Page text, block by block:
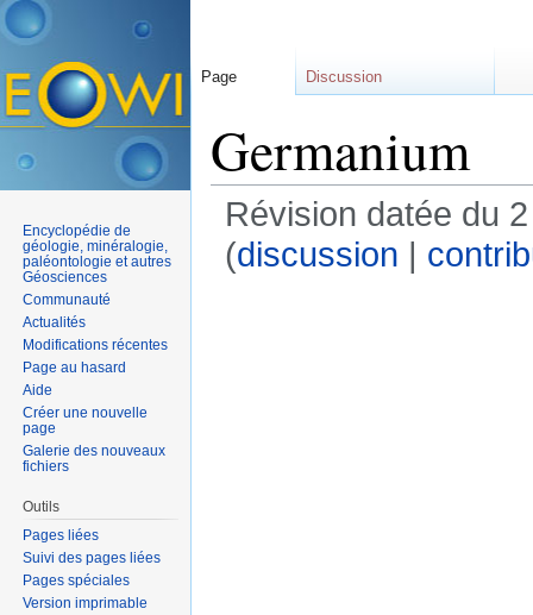
Germanium
Révision datée du
(discussion |
Page Discussion
Encyclopédie de
géologie, minéralogie,
paléontologie et autres
Géosciences
Communauté
Actualités
Modifications récentes
Page au hasard
Aide
Créer une nouvelle
page
Galerie des nouveaux
fichiers
Outils
Pages liées
Suivi des pages liées
Pages spéciales
Version imprimable